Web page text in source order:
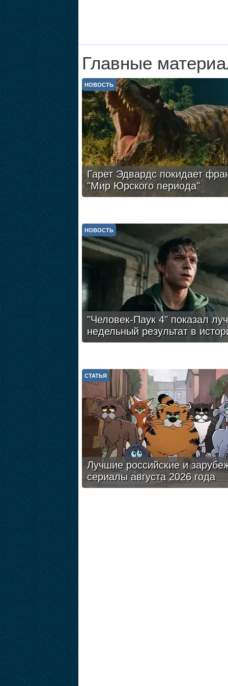
Главные
Гарет Эдвардс покидает
"Мир Юрского периода"
НОВОСТЬ
"Человек-Паук 4" показал
недельный результат в
НОВОСТЬ
Лучшие российские и
сериалы августа 2026 года
СТАТЬЯ